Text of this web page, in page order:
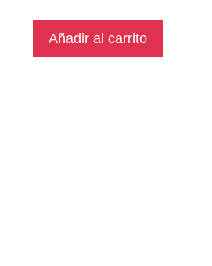
Añadir al carrito